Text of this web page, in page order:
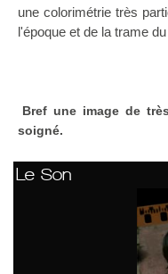
une colorimétrie très
l'époque et de la trame
Bref une image de
soigné.
Le Son